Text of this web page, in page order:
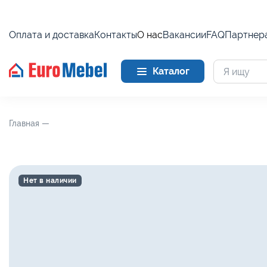
Оплата и доставкаКонтактыО насВакансииFAQ
Каталог
Главная —
Нет в наличии